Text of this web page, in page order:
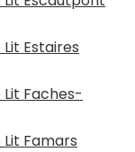
Estaires
Faches-
Famars